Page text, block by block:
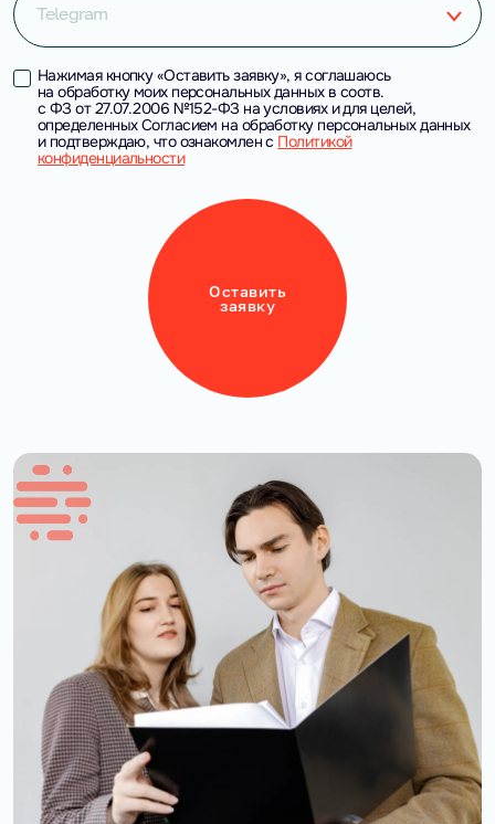
Telegram
Нажимая кнопку «Оставить заявку», я соглашаюсь
на обработку моих персональных данных в соотв.
с ФЗ от 27.07.2006 №152-ФЗ на условиях и для целей,
определенных Согласием на обработку персональных данных
и подтверждаю, что ознакомлен с Политикой
конфиденциальности
Оставить
заявку